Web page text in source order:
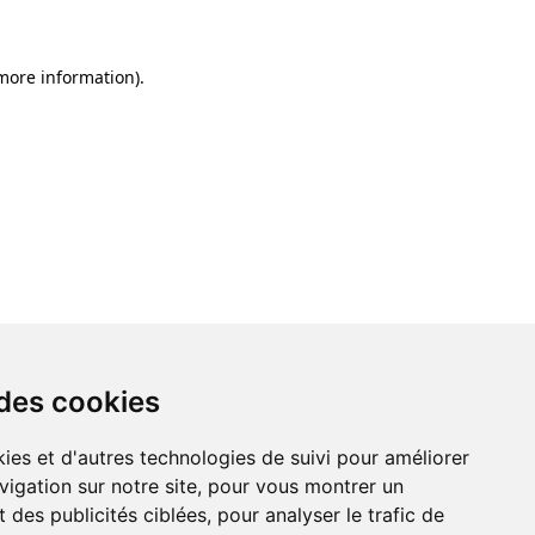
cookies
et d'autres technologies de suivi pour améliorer
sur notre site, pour vous montrer un
des publicités ciblées, pour analyser le trafic de
information).